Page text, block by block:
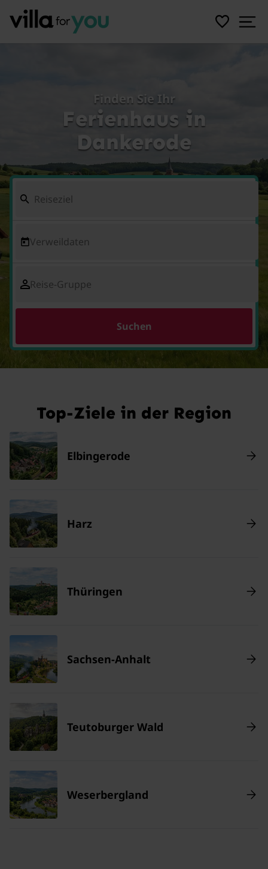
Finden Sie Ihr
Ferienhaus in
Dankerode
Verweildaten
Reise-Gruppe
Suchen
Top-Ziele in der Region
Elbingerode
Harz
Thüringen
Sachsen-Anhalt
Teutoburger Wald
Weserbergland